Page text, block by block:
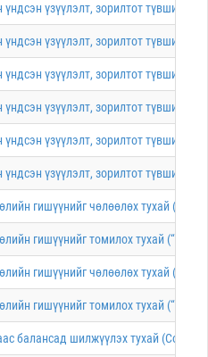
үзүүлэлт, зорилтот түвшин,
үзүүлэлт, зорилтот түвшин,
үзүүлэлт, зорилтот түвшин,
үзүүлэлт, зорилтот түвшин,
үзүүлэлт, зорилтот түвшин,
үзүүлэлт, зорилтот түвшин,
гишүүнийг чөлөөлөх тухай
гишүүнийг томилох тухай
гишүүнийг чөлөөлөх тухай
гишүүнийг томилох тухай
балансад шилжүүлэх тухай (Соёл,